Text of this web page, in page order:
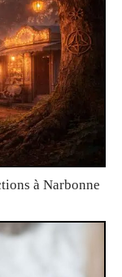
à Narbonne